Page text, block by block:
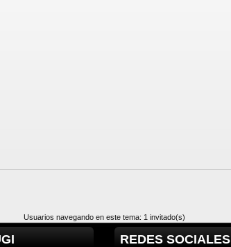
Usuarios navegando en este tema: 1 invitado(s)
REDES SOCIALES